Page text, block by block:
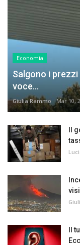
Economia
Salgono i
voce...
Giulia Rammo Mar 10,
Il
Il